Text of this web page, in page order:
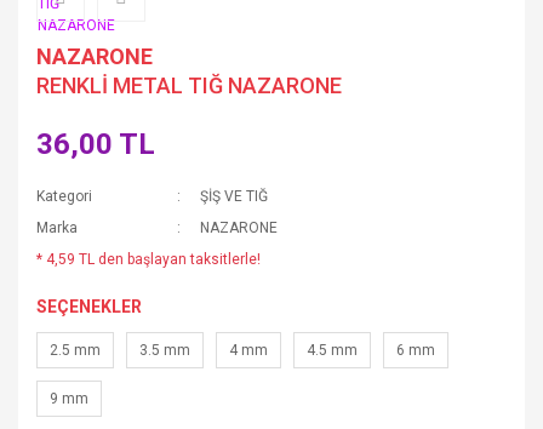
NAZARONE
RENKLİ METAL TIĞ NAZARONE
36,00 TL
Kategori
ŞİŞ VE TIĞ
Marka
NAZARONE
* 4,59 TL den başlayan taksitlerle!
SEÇENEKLER
2.5 mm 3.5 mm 4 mm 4.5 mm 6 mm
9 mm